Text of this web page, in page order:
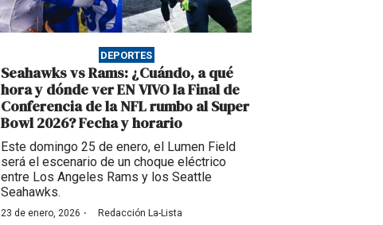
DEPORTES
Seahawks vs Rams: ¿Cuándo, a qué
hora y dónde ver EN VIVO la Final de
Conferencia de la NFL rumbo al Super
Bowl 2026? Fecha y horario
Este domingo 25 de enero, el Lumen Field
será el escenario de un choque eléctrico
entre Los Angeles Rams y los Seattle
Seahawks.
23 de enero, 2026 · Redacción La-Lista